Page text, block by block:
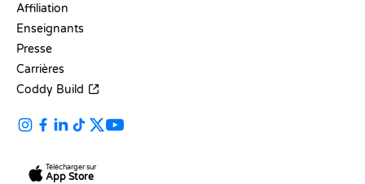
Affiliation
Enseignants
Presse
Carrières
Coddy Build
Télécharger sur
App Store